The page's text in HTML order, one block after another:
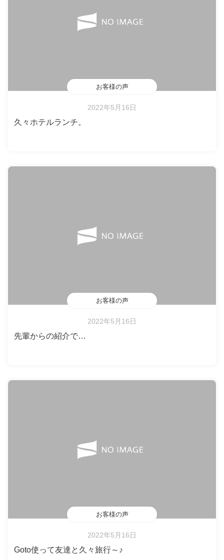
お客様の声
2022年5月16日
久々ホテルランチ。
お客様の声
2022年5月16日
先輩からの紹介で…
お客様の声
2022年5月16日
Goto使って友達と久々旅行～♪